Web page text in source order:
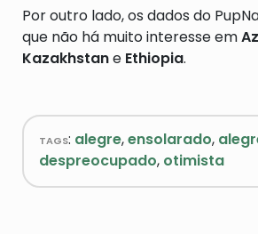
Por outro lado, os dados do
que não há muito interesse em
Kazakhstane Ethiopia.
tags: alegre,ensolarado,
despreocupado, otimista